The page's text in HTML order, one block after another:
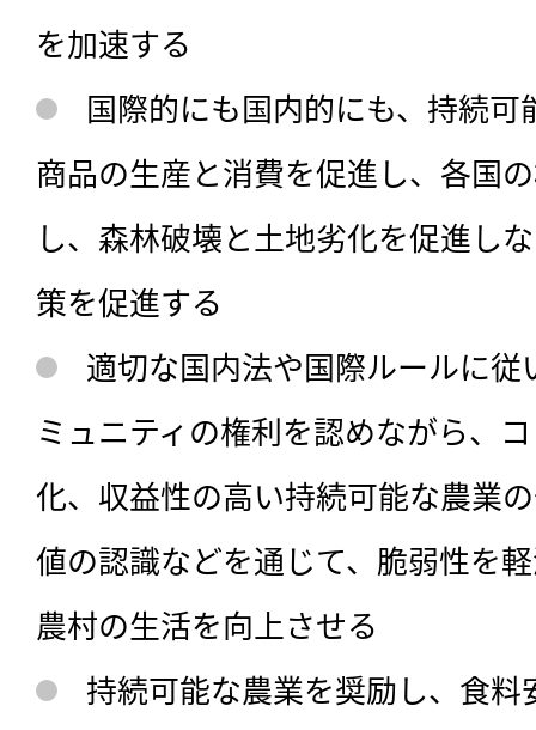
を加速する
国際的にも国内的にも、持続
商品の生産と消費を促進し、各国
し、森林破壊と土地劣化を促進し
策を促進する
適切な国内法や国際ルールに
ミュニティの権利を認めながら、
化、収益性の高い持続可能な農業
値の認識などを通じて、脆弱性を
農村の生活を向上させる
持続可能な農業を奨励し、食